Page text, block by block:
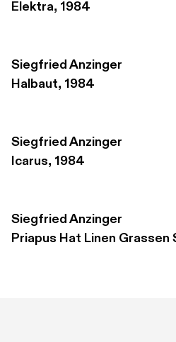
Elektra, 1984
Siegfried Anzinger
Halbaut, 1984
Siegfried Anzinger
Icarus, 1984
Siegfried Anzinger
Priapus Hat Linen Grassen